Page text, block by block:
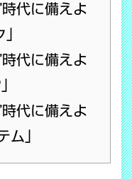
代に備えよ
代に備えよ
代に備えよ
ム」